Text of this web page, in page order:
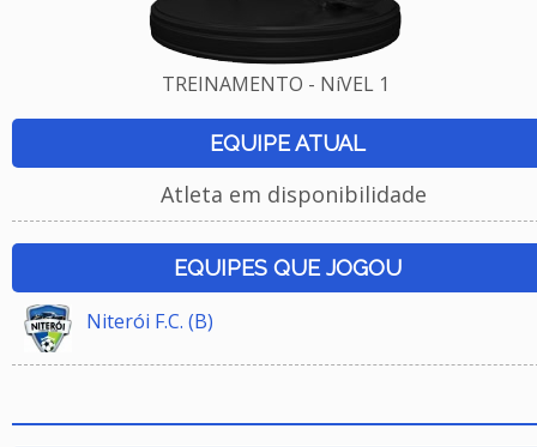
TREINAMENTO - NíVEL 1
EQUIPE ATUAL
Atleta em disponibilidade
EQUIPES QUE JOGOU
Niterói F.C. (B)